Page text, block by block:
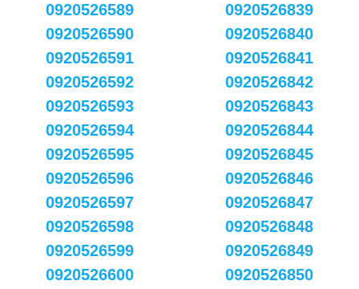
0920526589
0920526590
0920526591
0920526592
0920526593
0920526594
0920526595
0920526596
0920526597
0920526598
0920526599
0920526600
0920526839
0920526840
0920526841
0920526842
0920526843
0920526844
0920526845
0920526846
0920526847
0920526848
0920526849
0920526850